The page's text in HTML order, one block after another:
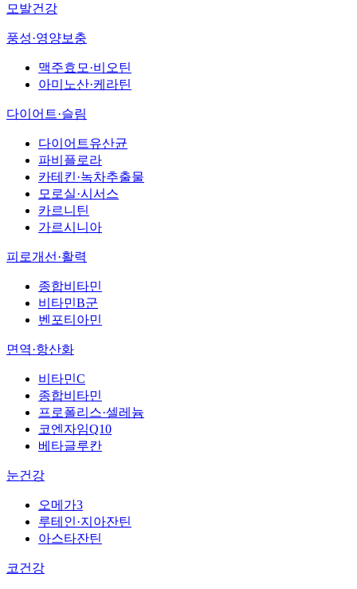
모발건강
풍성·영양보충
맥주효모·비오틴
아미노산·케라틴
다이어트·슬림
다이어트유산균
파비플로라
카테킨·녹차추출물
모로실·시서스
카르니틴
가르시니아
피로개선·활력
종합비타민
비타민B군
벤포티아민
면역·항산화
비타민C
종합비타민
프로폴리스·셀레늄
코엔자임Q10
베타글루칸
눈건강
오메가3
루테인·지아잔틴
아스타잔틴
코건강